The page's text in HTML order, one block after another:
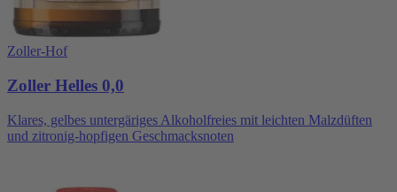
Zoller-Hof
Zoller Helles 0,0
Klares, gelbes untergäriges Alkoholfreies mit leichten Malzdüften
und zitronig-hopfigen Geschmacksnoten